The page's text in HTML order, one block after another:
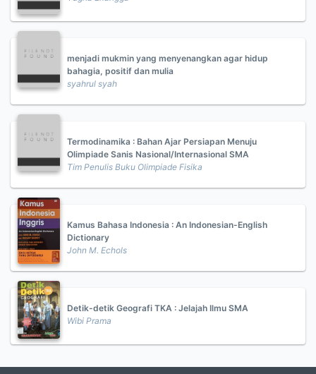
menjadi mukmin yang menyenangkan agar hidup
bahagia, positif dan mulia
syahrul syah
Termodinamika : Bahan Ajar Persiapan Menuju
Olimpiade Sanis Nasional/Internasional SMA
Tim Penulis Buku Olimpiade Fisika
Kamus Bahasa Indonesia : An Indonesian-English
Dictionary
John M. Echols
Detik-detik Geografi TKA : Jelajah Ilmu SMA
Wibi Prama